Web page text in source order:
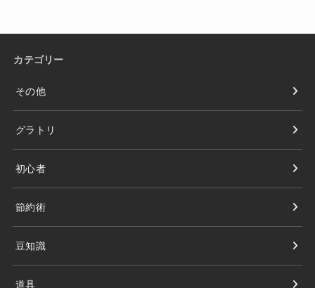
カテゴリー
その他
グラトリ
初心者
節約術
豆知識
道具